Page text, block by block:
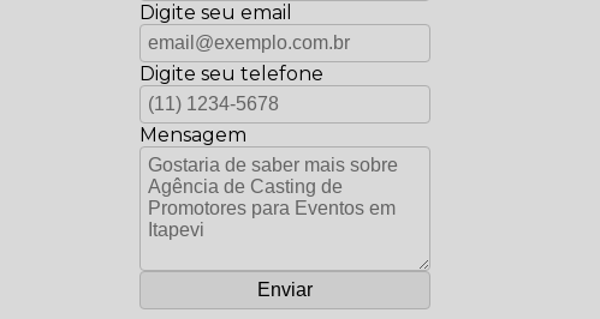
Digite seu email
Digite seu telefone
Mensagem